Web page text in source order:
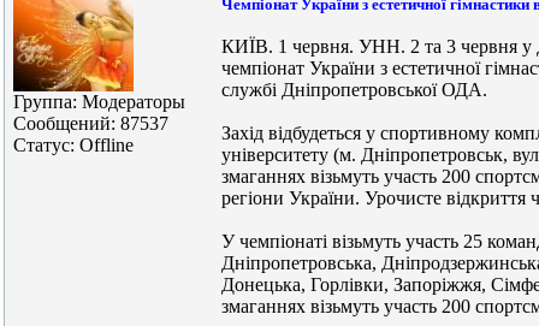
Группа: Модераторы
Сообщений: 87537
Статус: Offline
Чемпіонат України з естетичної гімнастики
КИЇВ. 1 червня. УНН. 2 та 3 червня у
чемпіонат України з естетичної
службі Дніпропетровської ОДА.
Захід відбудеться у спортивному
університету (м. Дніпропетровськ,
змаганнях візьмуть участь 200
регіони України. Урочисте
У чемпіонаті візьмуть участь 25
Дніпропетровська,
Донецька, Горлівки, Запоріжжя,
змаганнях візьмуть участь 200